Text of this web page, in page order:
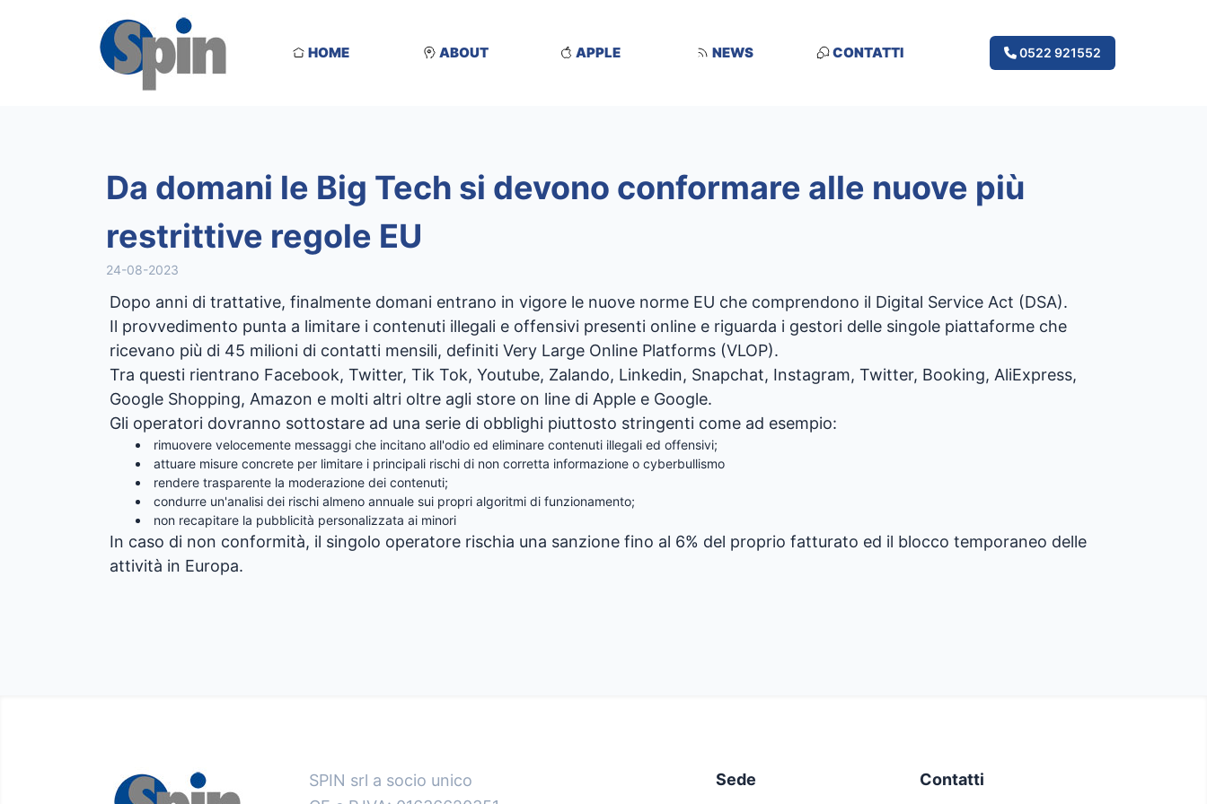
HOME ABOUT APPLE NEWS CONTATTI 0522 921552
Da domani le Big Tech si devono conformare alle nuove più
restrittive regole EU
24-08-2023
Dopo anni di trattative, finalmente domani entrano in vigore le nuove norme EU che comprendono il Digital Service Act (DSA).
Il provvedimento punta a limitare i contenuti illegali e offensivi presenti online e riguarda i gestori delle singole piattaforme che
ricevano più di 45 milioni di contatti mensili, definiti Very Large Online Platforms (VLOP).
Tra questi rientrano Facebook, Twitter, Tik Tok, Youtube, Zalando, Linkedin, Snapchat, Instagram, Twitter, Booking, AliExpress,
Google Shopping, Amazon e molti altri oltre agli store on line di Apple e Google.
Gli operatori dovranno sottostare ad una serie di obblighi piuttosto stringenti come ad esempio:
rimuovere velocemente messaggi che incitano all'odio ed eliminare contenuti illegali ed offensivi;
attuare misure concrete per limitare i principali rischi di non corretta informazione o cyberbullismo
rendere trasparente la moderazione dei contenuti;
condurre un'analisi dei rischi almeno annuale sui propri algoritmi di funzionamento;
non recapitare la pubblicità personalizzata ai minori
In caso di non conformità, il singolo operatore rischia una sanzione fino al 6% del proprio fatturato ed il blocco temporaneo delle
attività in Europa.
SPIN srl a socio unico
Sede Contatti